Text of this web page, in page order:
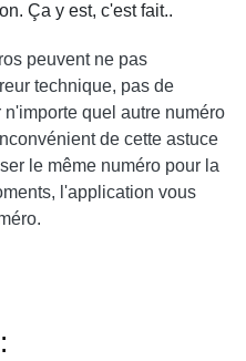
Ça y est, c'est fait..
peuvent ne pas
technique, pas de
quel autre numéro
de cette astuce
le même numéro pour la
l'application vous